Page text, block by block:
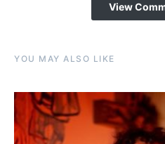
View
YOU MAY ALSO LIKE